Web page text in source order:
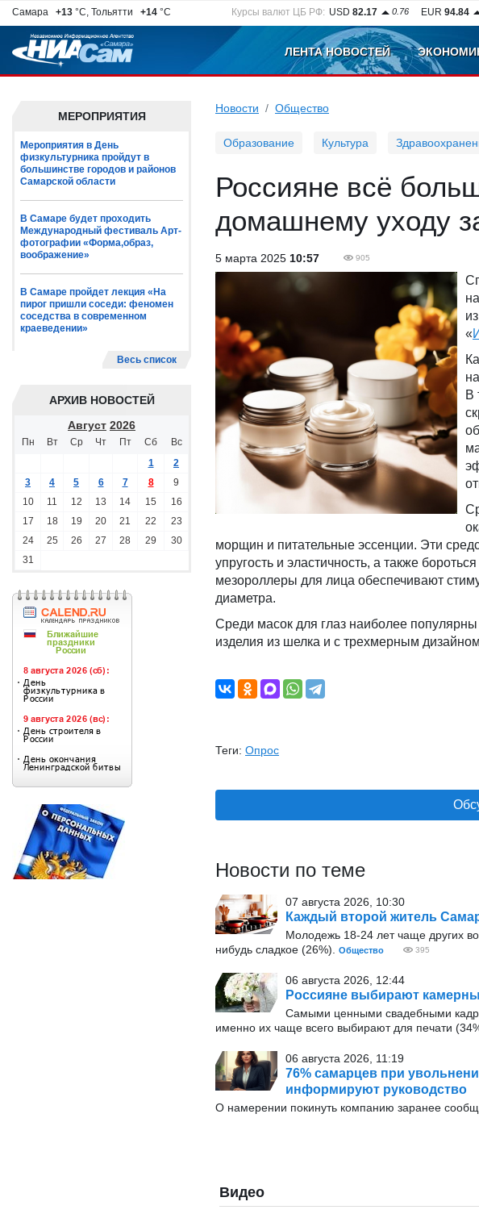
Самара +13 °C, Тольятти +14 °C Курсы валют ЦБ РФ: USD 82.17 0.76 EUR 94.84
ЛЕНТА НОВОСТЕЙ
МЕРОПРИЯТИЯ
Мероприятия в День
физкультурника пройдут в
большинстве городов и районов
Самарской области
В Самаре будет проходить
Международный фестиваль Арт-
фотографии «Форма,образ,
воображение»
В Самаре пройдет лекция «На
пирог пришли соседи: феномен
соседства в современном
краеведении»
Весь список
АРХИВ НОВОСТЕЙ
Август 2026
Пн Вт Ср Чт Пт Сб
Вс
1
2
3
4 5 6 7 8
9
10
11 12 13 14 15
16
17
18 19 20 21 22
23
24
25 26 27 28 29
30
31
Новости Общество
Образование Культура
Россияне всё
домашнему уходу
5 марта 2025 10:57 905
«
В
морщин и питательные эссенции. Эти
упругость и эластичность, а также
мезороллеры для лица обеспечивают
диаметра.
Среди масок для глаз наиболее
изделия из шелка и с трехмерным
Теги: Опрос
Новости по теме
07 августа 2026, 10:30
Каждый второй житель
Молодежь 18-24 лет чаще других
нибудь сладкое (26%).
Общество 395
06 августа 2026, 12:44
Россияне выбирают
Самыми ценными свадебными
именно их чаще всего выбирают для печати
06 августа 2026, 11:19
76% самарцев при
информируют руководство
О намерении покинуть компанию заранее
Видео